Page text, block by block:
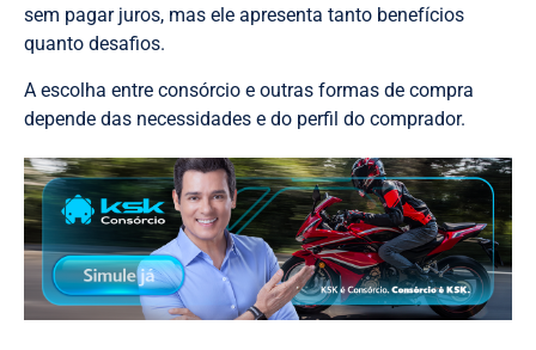
sem pagar juros, mas ele apresenta tanto benefícios
quanto desafios.
A escolha entre consórcio e outras formas de compra
depende das necessidades e do perfil do comprador.